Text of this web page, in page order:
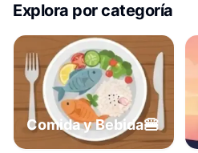
Explora por categoría
Comida y Bebida🍔